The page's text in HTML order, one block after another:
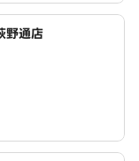
野通店